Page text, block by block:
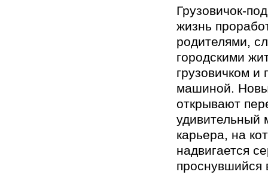
Грузовичок-
жизнь
родителями,
городскими
грузовичком и
машиной.
открывают
удивительный
карьера, на
надвигается
проснувшийся